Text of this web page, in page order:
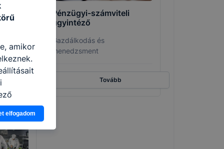
Pénzügyi-számviteli
ügyintéző
Gazdálkodás és
menedzsment
Tovább
amikor
Ön
vagy
jobb
elfogadom